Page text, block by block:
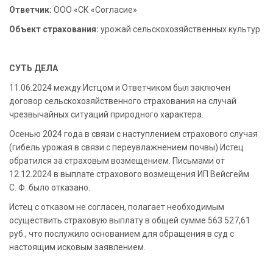
Ответчик: ООО «СК «Согласие»
Объект страхования: урожай сельскохозяйственных культур
СУТЬ ДЕЛА
11.06.2024 между Истцом и Ответчиком был заключен
договор сельскохозяйственного страхования на случай
чрезвычайных ситуаций природного характера.
Осенью 2024 года в связи с наступлением страхового случая
(гибель урожая в связи с переувлажнением почвы) Истец
обратился за страховым возмещением. Письмами от
12.12.2024 в выплате страхового возмещения ИП Вейсгейм
С. Ф. было отказано.
Истец с отказом не согласен, полагает необходимым
осуществить страховую выплату в общей сумме 563 527,61
руб., что послужило основанием для обращения в суд с
настоящим исковым заявлением.